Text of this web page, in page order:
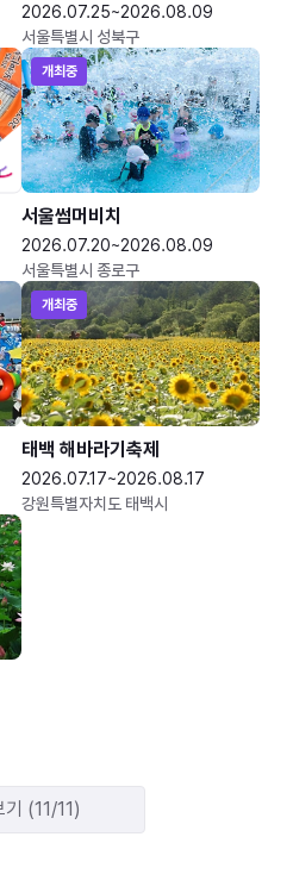
2026.07.25~2026.08.09
서울특별시 성북구
개최중
서울썸머비치
2026.07.20~2026.08.09
서울특별시 종로구
개최중
태백 해바라기축제
2026.07.17~2026.08.17
강원특별자치도 태백시
기 (11/11)